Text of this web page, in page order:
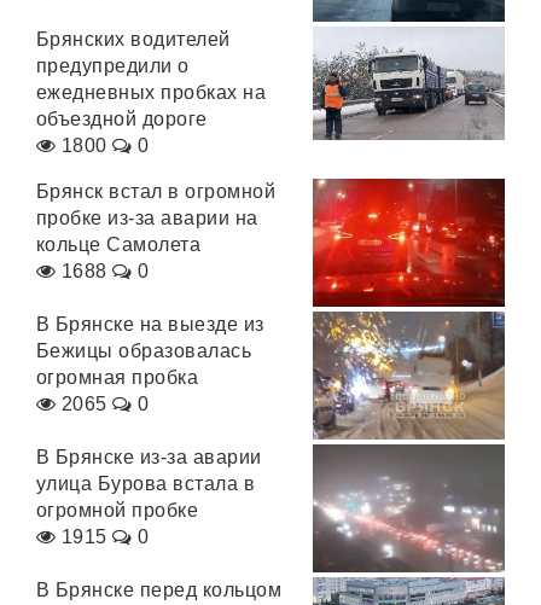
Брянских водителей
предупредили о
ежедневных пробках на
объездной дороге
1800
0
Брянск встал в огромной
пробке из-за аварии на
кольце Самолета
1688
0
В Брянске на выезде из
Бежицы образовалась
огромная пробка
2065
0
В Брянске из-за аварии
улица Бурова встала в
огромной пробке
1915
0
В Брянске перед кольцом